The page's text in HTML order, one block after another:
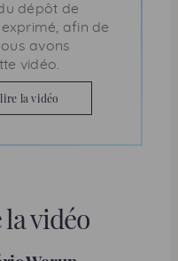
dépôt de
afin de
avons
vidéo.
la vidéo
vidéo